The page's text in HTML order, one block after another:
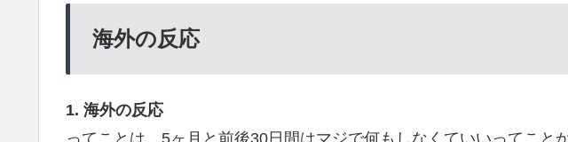
海外の反応
1. 海外の反応
ってことは、5ヶ月と前後30日間はマジで何もしなくていいってこと